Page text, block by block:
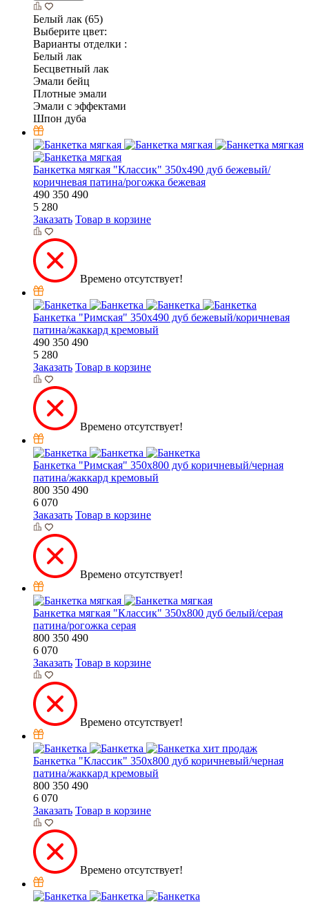
Белый лак (65)
Выберите цвет:
Варианты отделки :
Белый лак
Бесцветный лак
Эмали бейц
Плотные эмали
Эмали с эффектами
Шпон дуба
Банкетка мягкая "Классик" 350х490 дуб бежевый/
коричневая патина/рогожка бежевая
490 350 490
5 280
Заказать Товар в корзине
Времено отсутствует!
Банкетка "Римская" 350х490 дуб бежевый/коричневая
патина/жаккард кремовый
490 350 490
5 280
Заказать Товар в корзине
Времено отсутствует!
Банкетка "Римская" 350х800 дуб коричневый/черная
патина/жаккард кремовый
800 350 490
6 070
Заказать Товар в корзине
Времено отсутствует!
Банкетка мягкая "Классик" 350х800 дуб белый/серая
патина/рогожка серая
800 350 490
6 070
Заказать Товар в корзине
Времено отсутствует!
хит продаж
Банкетка "Классик" 350х800 дуб коричневый/черная
патина/жаккард кремовый
800 350 490
6 070
Заказать Товар в корзине
Времено отсутствует!